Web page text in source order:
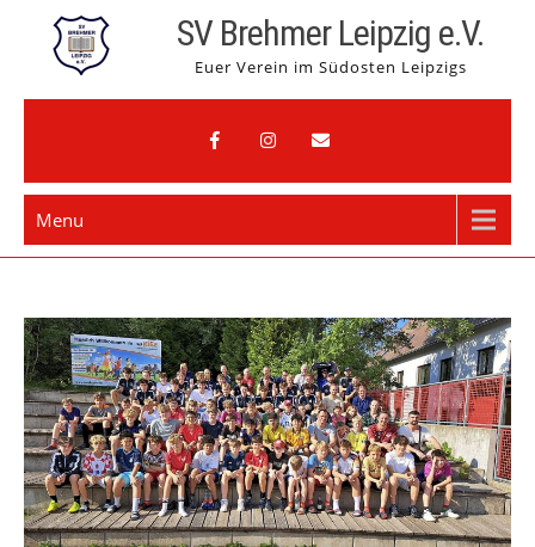
content
SV Brehmer Leipzig e.V.
Euer Verein im Südosten Leipzigs
Menu